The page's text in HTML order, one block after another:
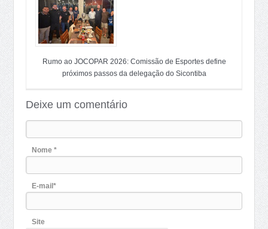
Rumo ao JOCOPAR 2026: Comissão de Esportes define
próximos passos da delegação do Sicontiba
Deixe um comentário
Nome *
E-mail*
Site